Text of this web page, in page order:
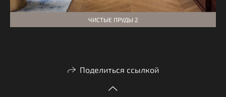
ЧИСТЫЕ ПРУДЫ 2
Поделиться ссылкой